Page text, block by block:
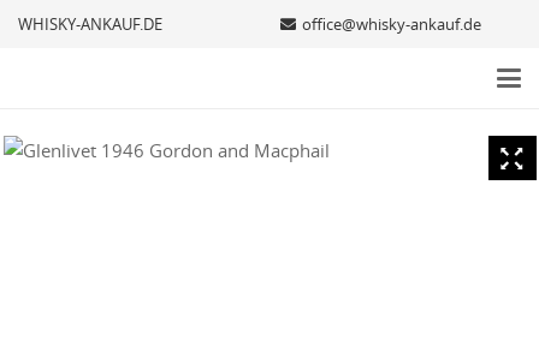
WHISKY-ANKAUF.DE office@whisky-ankauf.de